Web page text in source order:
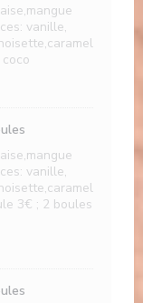
vanille,
vanille,
3€ ; 2 boules